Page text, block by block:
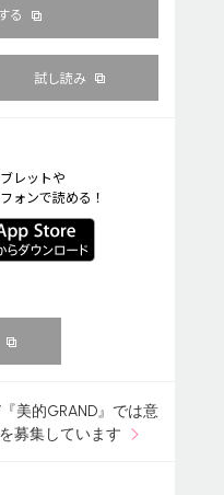
る
試し読み
レットや
ォンで読める！
美的GRAND』では意
募集しています